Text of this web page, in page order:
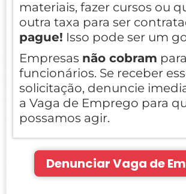
materiais, fazer cursos ou
outra taxa para ser
pague! Isso pode ser um
Empresas não cobram
funcionários. Se receber
solicitação, denuncie
a Vaga de Emprego para
possamos agir.
Denunciar Vaga de